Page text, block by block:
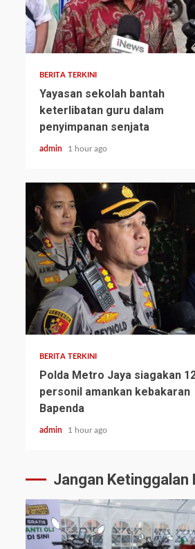
BERITA TERKINI
Yayasan sekolah bantah
keterlibatan guru dalam
penyimpanan senjata
admin 1 hour ago
BERITA TERKINI
Polda Metro Jaya siagakan
personil amankan kebakaran
Bapenda
admin 1 hour ago
Jangan Ketinggalan